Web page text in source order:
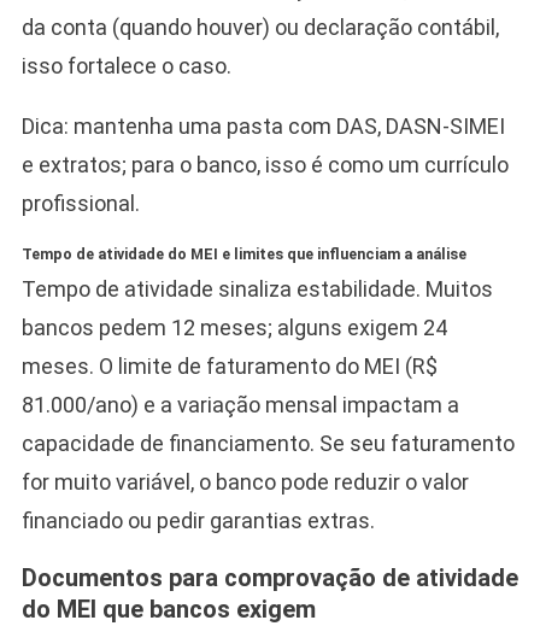
da conta (quando houver) ou declaração contábil,
isso fortalece o caso.
Dica: mantenha uma pasta com DAS, DASN‑SIMEI
e extratos; para o banco, isso é como um currículo
profissional.
Tempo de atividade do MEI e limites que influenciam a análise
Tempo de atividade sinaliza estabilidade. Muitos
bancos pedem 12 meses; alguns exigem 24
meses. O limite de faturamento do MEI (R$
81.000/ano) e a variação mensal impactam a
capacidade de financiamento. Se seu faturamento
for muito variável, o banco pode reduzir o valor
financiado ou pedir garantias extras.
Documentos para comprovação de atividade
do MEI que bancos exigem